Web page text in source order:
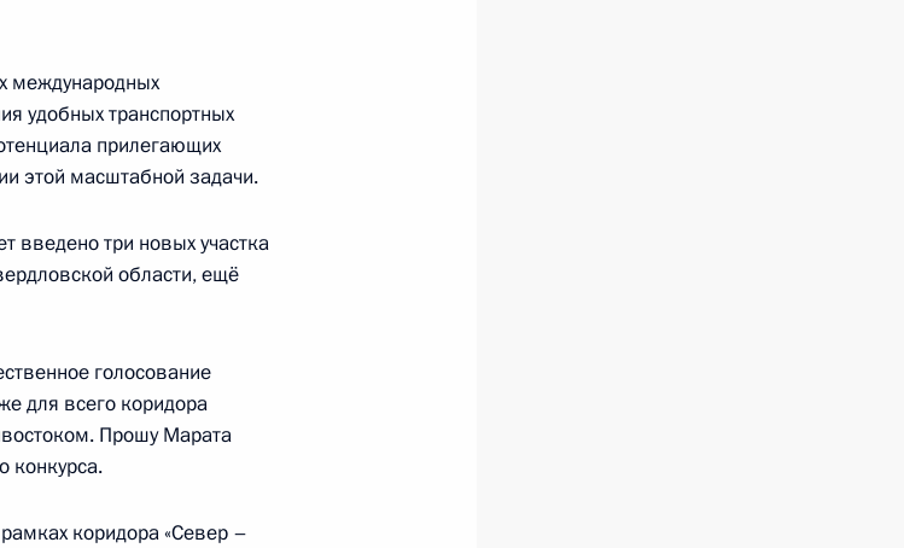
международных
удобных транспортных
прилегающих
этой масштабной задачи.
введено три новых участка
области, ещё
голосование
для всего коридора
Прошу Марата
конкурса.
коридора «Север –